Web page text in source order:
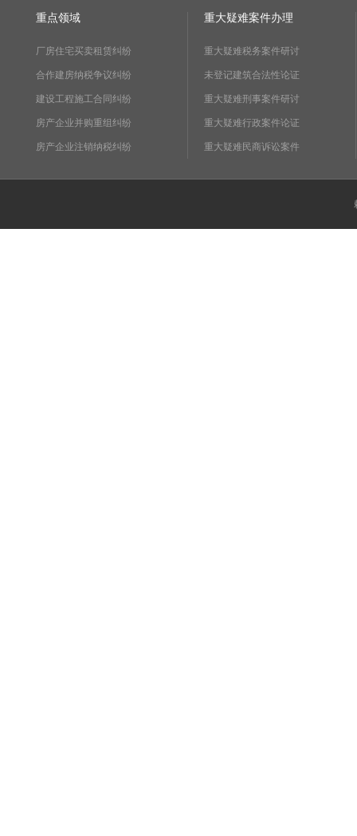
重点领域
厂房住宅买卖租赁纠纷
合作建房纳税争议纠纷
建设工程施工合同纠纷
房产企业并购重组纠纷
房产企业注销纳税纠纷
重大疑难案件办理
重大疑难税务案件研讨
未登记建筑合法性论证
重大疑难刑事案件研讨
重大疑难行政案件论证
重大疑难民商诉讼案件